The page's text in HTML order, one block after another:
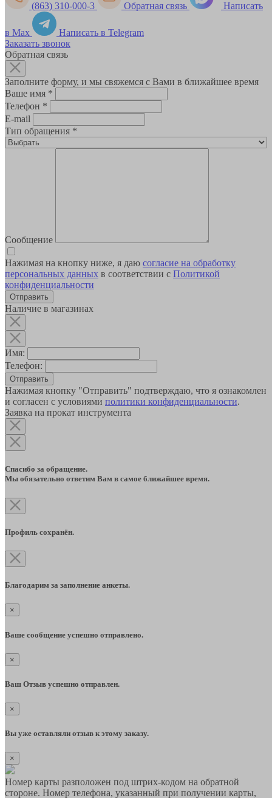
(863) 310-000-3 Обратная связь Написать
в Max
Написать в Telegram
Заказать звонок
Обратная связь
Заполните форму, и мы свяжемся с Вами в ближайшее время
Ваше имя *
Телефон *
E-mail
Тип обращения *
Сообщение
Нажимая на кнопку ниже, я даю согласие на обработку
персональных данных в соответствии с Политикой
конфиденциальности
Наличие в магазинах
Имя:
Телефон:
Отправить
Нажимая кнопку "Отправить" подтверждаю, что я ознакомлен
и согласен с условиями политики конфиденциальности.
Заявка на прокат инструмента
Спасибо за обращение.
Мы обязательно ответим Вам в самое ближайшее время.
Профиль сохранён.
Благодарим за заполнение анкеты.
×
Ваше сообщение успешно отправлено.
×
Ваш Отзыв успешно отправлен.
×
Вы уже оставляли отзыв к этому заказу.
×
Номер карты разположен под штрих-кодом на обратной
стороне. Номер телефона, указанный при получении карты,